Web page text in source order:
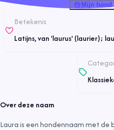
Mijn hond
Betekenis
Latijns, van 'laurus' (laurier);
Over deze naam
Laura is een hondennaam met de